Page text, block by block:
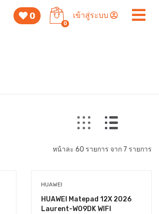
0
0
เข้าสู่ระบบ
หน้าละ 60 รายการ จาก 7 รายการ
HUAWEI
HUAWEI Matepad 12X 2026
Laurent-W09DK WIFI